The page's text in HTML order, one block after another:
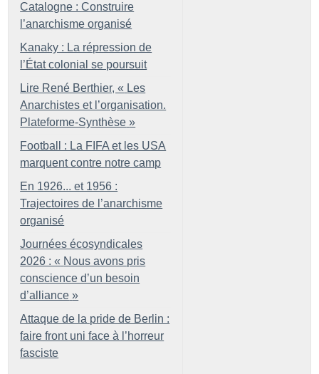
Catalogne : Construire
l’anarchisme organisé
Kanaky : La répression de
l’État colonial se poursuit
Lire René Berthier, « Les
Anarchistes et l’organisation.
Plateforme-Synthèse »
Football : La FIFA et les USA
marquent contre notre camp
En 1926... et 1956 :
Trajectoires de l’anarchisme
organisé
Journées écosyndicales
2026 : « Nous avons pris
conscience d’un besoin
d’alliance »
Attaque de la pride de Berlin :
faire front uni face à l’horreur
fasciste